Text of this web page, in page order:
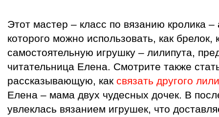
Этот мастер – класс по вязанию кролика –
которого можно использовать, как брелок,
самостоятельную игрушку – лилипута,
читательница Елена. Смотрите также
рассказывающую, как связать другого
Елена – мама двух чудесных дочек. В
увлеклась вязанием игрушек, что